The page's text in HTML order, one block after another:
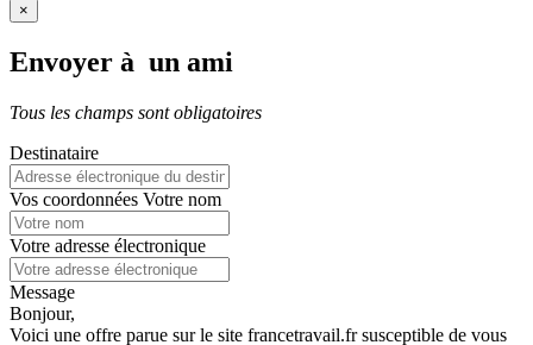
×
Envoyer à un ami
Tous les champs sont obligatoires
Destinataire
Vos coordonnées Votre nom
Votre adresse électronique
Message
Bonjour,
Voici une offre parue sur le site francetravail.fr susceptible de vous